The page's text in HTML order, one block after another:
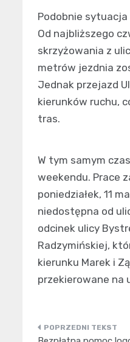
Podobnie sytuacja
Od najbliższego
skrzyżowania z
metrów jezdnia
Jednak przejazd
kierunków ruchu,
tras.
W tym samym
weekendu. Prace
poniedziałek, 11
niedostępna od
odcinek ulicy
Radzymińskiej,
kierunku Marek i
przekierowane na
Nawigacja